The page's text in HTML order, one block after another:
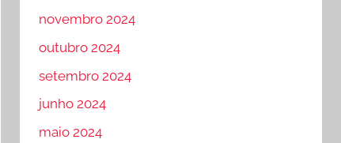
novembro 2024
outubro 2024
setembro 2024
junho 2024
maio 2024